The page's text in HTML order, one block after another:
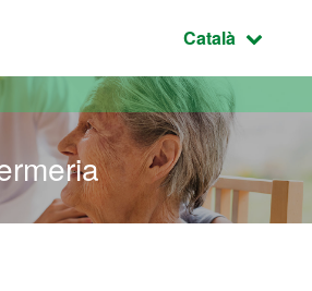
Idioma
Català